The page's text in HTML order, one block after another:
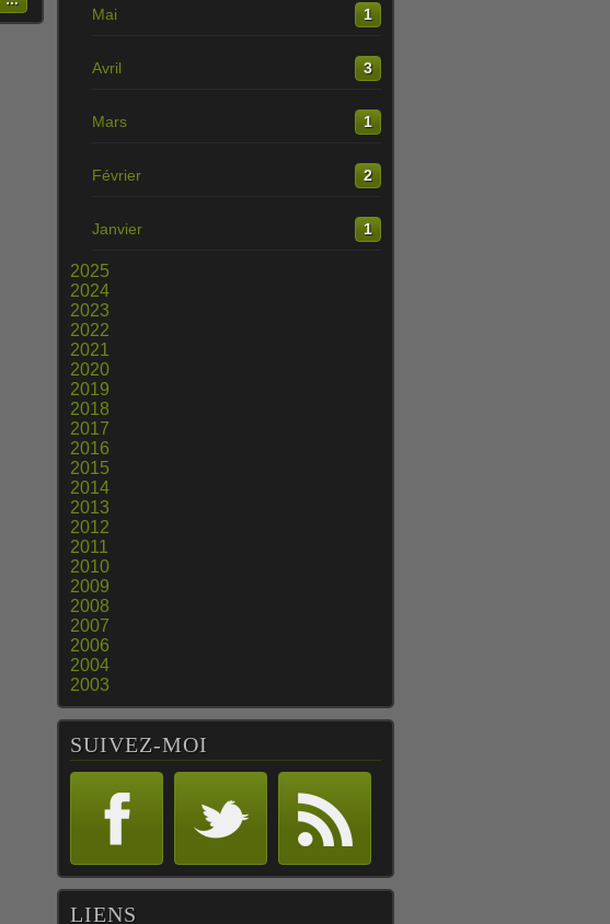
Mai 1
Avril 3
Mars 1
Février 2
Janvier 1
2025
2024
2023
2022
2021
2020
2019
2018
2017
2016
2015
2014
2013
2012
2011
2010
2009
2008
2007
2006
2004
2003
SUIVEZ-MOI
LIENS